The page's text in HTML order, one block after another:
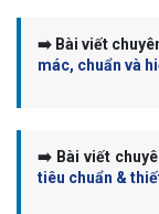
➡️ Bài viết
mác, chuẩn và
➡️ Bài viết
tiêu chuẩn &